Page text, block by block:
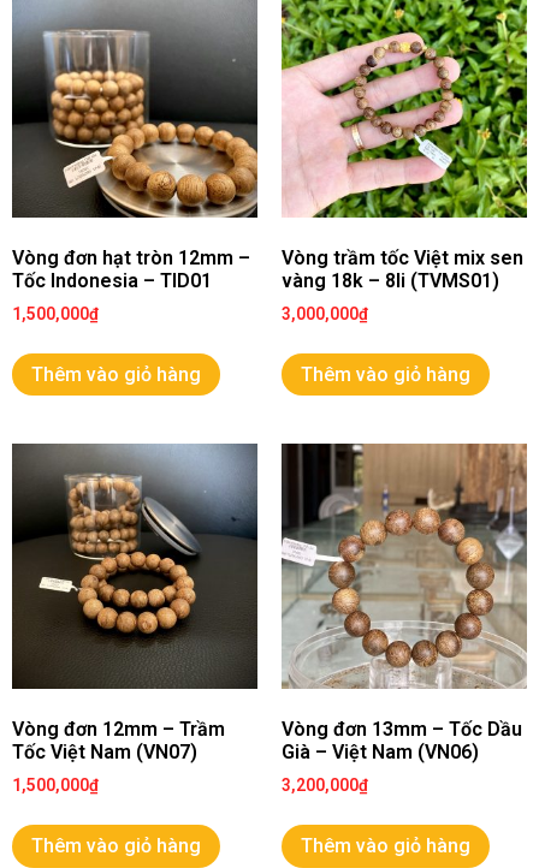
Vòng đơn hạt tròn 12mm –
Tốc Indonesia – TID01
1,500,000₫
Thêm vào giỏ hàng
Vòng trầm tốc Việt mix sen
vàng 18k – 8li (TVMS01)
3,000,000₫
Thêm vào giỏ hàng
Vòng đơn 12mm – Trầm
Tốc Việt Nam (VN07)
1,500,000₫
Thêm vào giỏ hàng
Vòng đơn 13mm – Tốc Dầu
Già – Việt Nam (VN06)
3,200,000₫
Thêm vào giỏ hàng